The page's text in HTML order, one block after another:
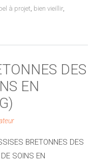
à projet, bien vieillir,
DES
EN
BRETONNES DES
SOINS EN